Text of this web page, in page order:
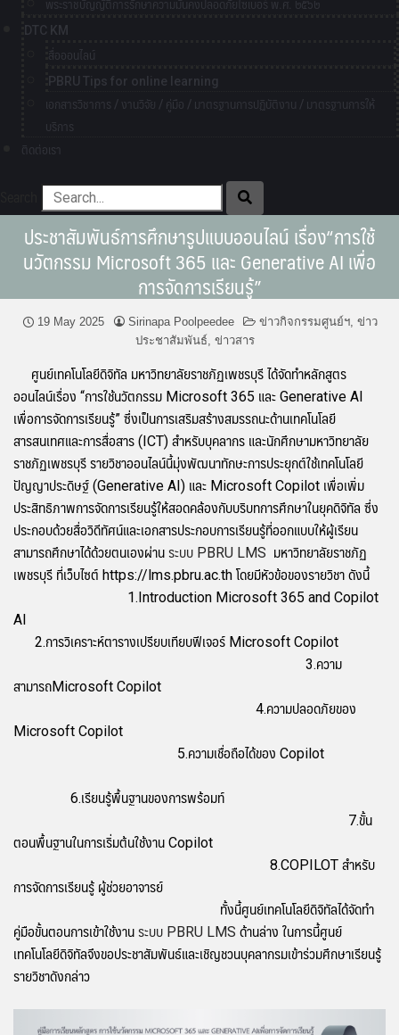
พระราชบัญญัติการรักษาความมั่นคงปลอดภัยไซเบอร์ พ.ศ. ๒๕๖๒
DTC KM
สื่อออนไลน์
PBRU Tips for online learning
เอกสารวิชาการ / งานวิจัย / คู่มือ / มาตรฐานการปฏิบัติงาน / มาตรฐานการให้
บริการ
ติดต่อเรา
ประชาสัมพันธ์การศึกษารูปแบบออนไลน์ เรื่อง“การใช้
นวัตกรรม Microsoft 365 และ Generative AI เพื่อ
การจัดการเรียนรู้”
19 May 2025 Sirinapa Poolpeedee ข่าวกิจกรรมศูนย์ฯ, ข่าว
ประชาสัมพันธ์, ข่าวสาร
ศูนย์เทคโนโลยีดิจิทัล มหาวิทยาลัยราชภัฏเพชรบุรี ได้จัดทำหลักสูตร
ออนไลน์เรื่อง “การใช้นวัตกรรม Microsoft 365 และ Generative AI
เพื่อการจัดการเรียนรู้” ซึ่งเป็นการเสริมสร้างสมรรถนะด้านเทคโนโลยี
สารสนเทศและการสื่อสาร (ICT) สำหรับบุคลากร และนักศึกษามหาวิทยาลัย
ราชภัฏเพชรบุรี รายวิชาออนไลน์นี้มุ่งพัฒนาทักษะการประยุกต์ใช้เทคโนโลยี
ปัญญาประดิษฐ์ (Generative AI) และ Microsoft Copilot เพื่อเพิ่ม
ประสิทธิภาพการจัดการเรียนรู้ให้สอดคล้องกับบริบทการศึกษาในยุคดิจิทัล ซึ่ง
ประกอบด้วยสื่อวิดีทัศน์และเอกสารประกอบการเรียนรู้ที่ออกแบบให้ผู้เรียน
สามารถศึกษาได้ด้วยตนเองผ่าน ระบบ PBRU LMS มหาวิทยาลัยราชภัฏ
เพชรบุรี ที่เว็บไซต์ https://lms.pbru.ac.th โดยมีหัวข้อของรายวิชา ดังนี้
1.Introduction Microsoft 365 and Copilot
AI
2.การวิเคราะห์ตารางเปรียบเทียบฟีเจอร์ Microsoft Copilot
3.ความ
สามารถMicrosoft Copilot
4.ความปลอดภัยของ
Microsoft Copilot
5.ความเชื่อถือได้ของ Copilot
6.เรียนรู้พื้นฐานของการพร้อมท์
7.ขั้น
ตอนพื้นฐานในการเริ่มต้นใช้งาน Copilot
8.COPILOT สำหรับ
การจัดการเรียนรู้ ผู้ช่วยอาจารย์
ทั้งนี้ศูนย์เทคโนโลยีดิจิทัลได้จัดทำ
คู่มือขั้นตอนการเข้าใช้งาน ระบบ PBRU LMS ด้านล่าง ในการนี้ศูนย์
เทคโนโลยีดิจิทัลจึงขอประชาสัมพันธ์และเชิญชวนบุคลากรมเข้าร่วมศึกษาเรียนรู้
รายวิชาดังกล่าว